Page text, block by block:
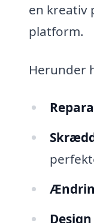
en kreativ
platform.
Herunder